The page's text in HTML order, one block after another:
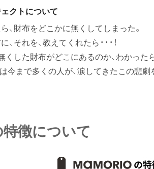
クトについて
、財布をどこかに無くしてしまった。
、それを、教えてくれたら・・・！
くした財布がどこにあるのか、わかったら・
今まで多くの人が、涙してきたこの悲
徴について